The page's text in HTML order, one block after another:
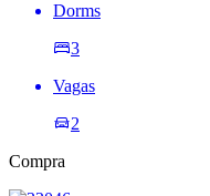
Dorms
3
Vagas
2
Compra